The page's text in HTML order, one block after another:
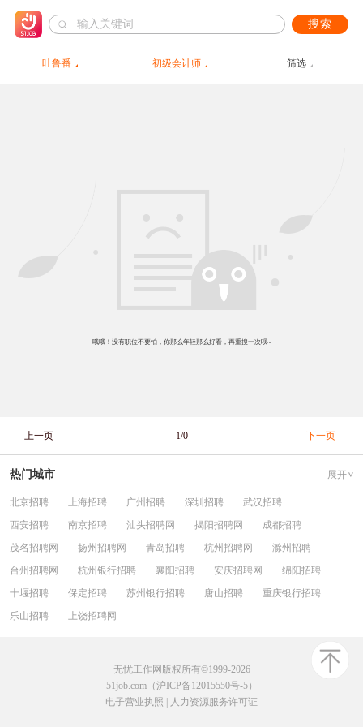
搜索
吐鲁番 初级会计师 筛选
哦哦！没有职位不要怕，你那么年轻那么好看，再重搜一次呗~
上一页 1/0 下一页
热门城市 展开
北京招聘 上海招聘 广州招聘 深圳招聘
武汉招聘
西安招聘
南京招聘 汕头招聘网 揭阳招聘网
成都招聘
茂名招聘网
扬州招聘网 青岛招聘 杭州招聘网
滁州招聘
台州招聘网
杭州银行招聘 襄阳招聘 安庆招聘网
绵阳招聘
十堰招聘
保定招聘 苏州银行招聘 唐山招聘
重庆银行招聘
乐山招聘
上饶招聘网
无忧工作网版权所有©1999-2026
51job.com（沪ICP备12015550号-5）
电子营业执照
人力资源服务许可证